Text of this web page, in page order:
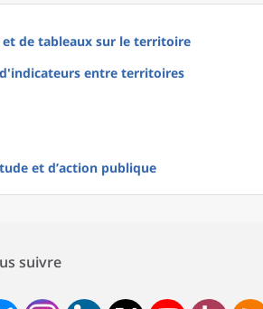
et de tableaux sur le territoire
entre territoires
et d’action publique
suivre